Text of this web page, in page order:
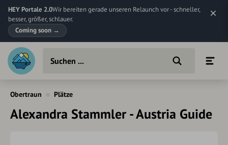
HEY Portale 2.0Wir bereiten gerade unseren Relaunch vor - schneller,
besser, größer, schlauer.
Coming soon →
Obertraun Plätze
Alexandra Stammler - Austria Guide